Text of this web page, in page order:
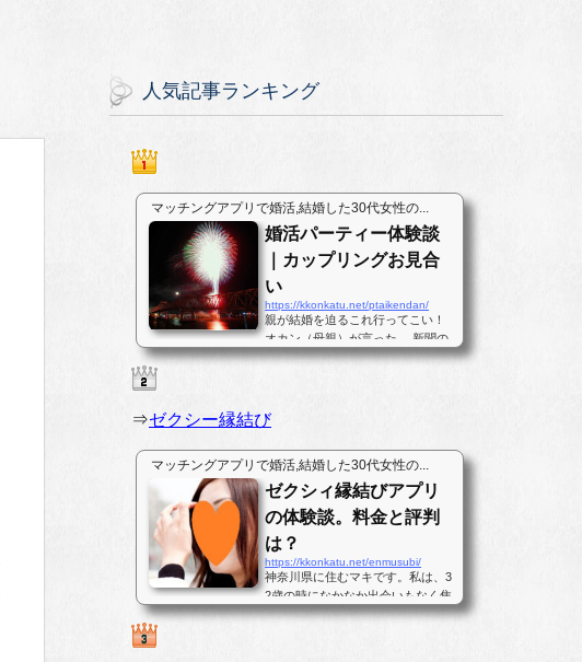
人気記事ランキング
マッチングアプリで婚活,結婚した30代女性の...
婚活パーティー体験談
｜カップリングお見合
い
https://kkonkatu.net/ptaikendan/
親が結婚を迫るこれ行ってこい！
オカン（母親）が言った。 新聞の
地元のニュースコーナーに載って
だの私にとっては、どうでも良い
ことしか書いていない地元の新聞
の真ん中ほどのページに婚活パー...
⇒ゼクシー縁結び
マッチングアプリで婚活,結婚した30代女性の...
ゼクシィ縁結びアプリ
の体験談。料金と評判
は？
https://kkonkatu.net/enmusubi/
神奈川県に住むマキです。私は、3
2歳の時になかなか出会いもなく焦
っていました。彼氏は1年ぐらいい